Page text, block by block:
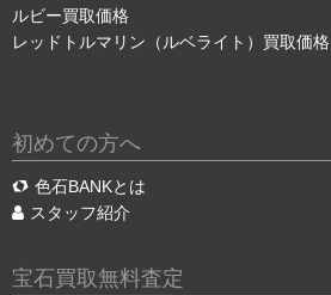
ルビー買取価格
レッドトルマリン（ルベライト）買取価格
初めての方へ
色石BANKとは
スタッフ紹介
宝石買取無料査定